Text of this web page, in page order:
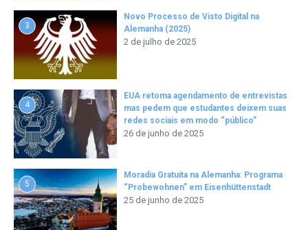
3
Novo Processo de Visto Digital na
Alemanha (2025)
2 de julho de 2025
4
EUA retoma agendamento de entrevistas
mas pedem que estudantes deixem suas
redes sociais em modo “público”
26 de junho de 2025
5
Moradia Gratuita na Alemanha: Programa
“Probewohnen” em Eisenhüttenstadt
25 de junho de 2025